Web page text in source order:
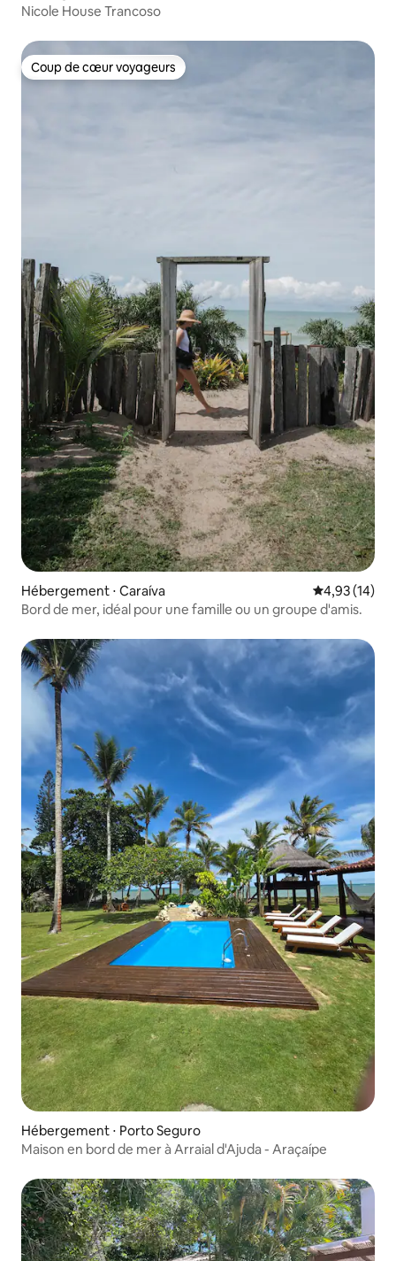
Nicole House Trancoso
Coup de cœur voyageurs
Coup de cœur voyageurs
Hébergement ⋅ Caraíva Évaluation
4,93 (14)
Bord de mer, idéal pour une famille ou un groupe d'amis.
Hébergement ⋅ Porto Seguro
Maison en bord de mer à Arraial d'Ajuda - Araçaípe